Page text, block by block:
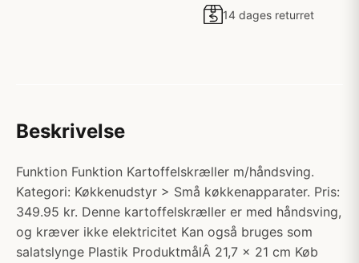
14 dages returret
Beskrivelse
Funktion Funktion Kartoffelskræller m/håndsving.
Kategori: Køkkenudstyr > Små køkkenapparater. Pris:
349.95 kr. Denne kartoffelskræller er med håndsving,
og kræver ikke elektricitet Kan også bruges som
salatslynge Plastik ProduktmålÂ 21,7 x 21 cm Køb